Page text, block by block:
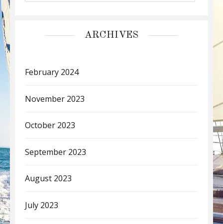
ARCHIVES
February 2024
November 2023
October 2023
September 2023
August 2023
July 2023